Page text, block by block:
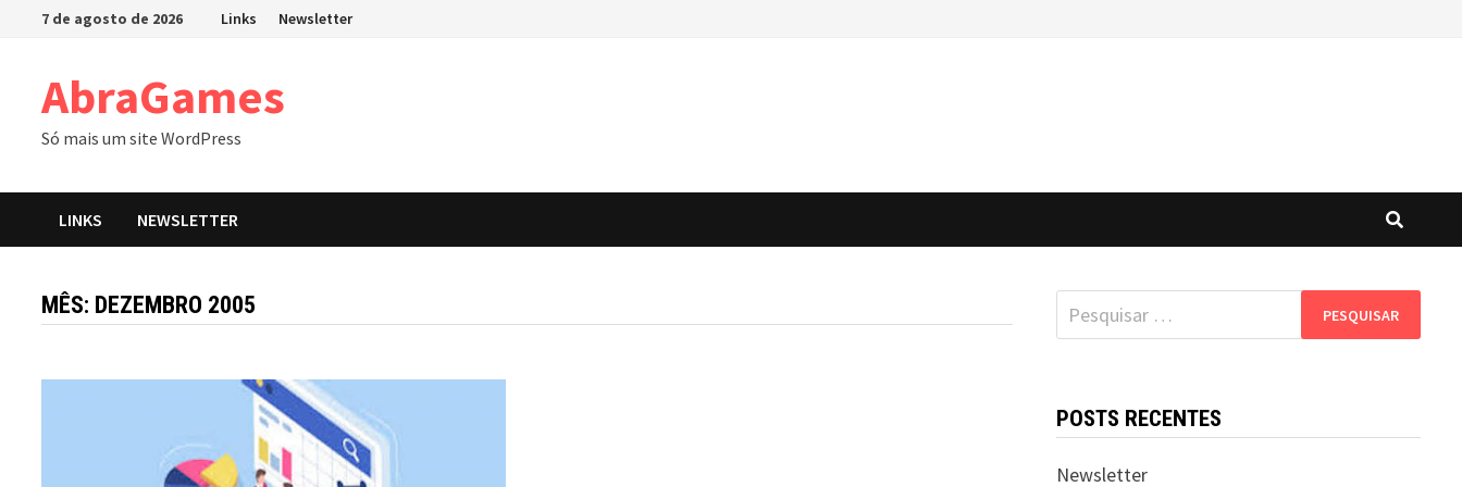
7 de agosto de 2026 Links Newsletter
AbraGames
Só mais um site WordPress
LINKS NEWSLETTER
MÊS: DEZEMBRO 2005
Pesquisar
por:
POSTS RECENTES
Newsletter